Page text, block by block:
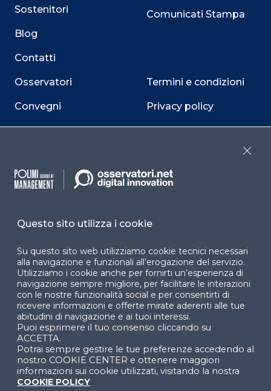
Sostenitori
Blog
Contatti
Osservatori
Convegni
Webinar
Comunicati Stampa
Termini e condizioni
Privacy policy
Cookie policy
Dichiarazione di
Cookie Center
Facebook LinkedIn
YouTube X
Questo sito utilizza i cookie
Su questo sito web utilizziamo cookie tecnici necessari
alla navigazione e funzionali all’erogazione del servizio.
Utilizziamo i cookie anche per fornirti un’esperienza di
navigazione sempre migliore, per facilitare le interazioni
con le nostre funzionalità social e per consentirti di
ricevere informazioni e offerte mirate aderenti alle tue
abitudini di navigazione e ai tuoi interessi.
Puoi esprimere il tuo consenso cliccando su
ACCETTA.
Potrai sempre gestire le tue preferenze accedendo al
nostro COOKIE CENTER e ottenere maggiori
informazioni sui cookie utilizzati, visitando la nostra
COOKIE POLICY